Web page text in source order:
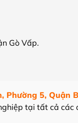
Gò Vấp.
Phường 5, Quận
tại tất cả các